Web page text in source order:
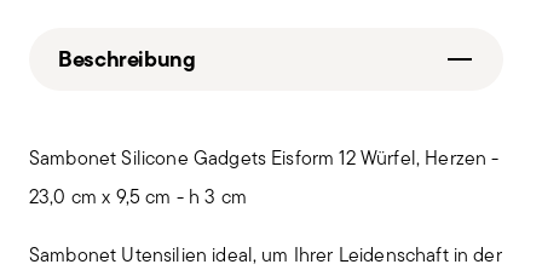
Beschreibung
Sambonet Silicone Gadgets Eisform 12 Würfel, Herzen -
23,0 cm x 9,5 cm - h 3 cm
Sambonet Utensilien ideal, um Ihrer Leidenschaft in der